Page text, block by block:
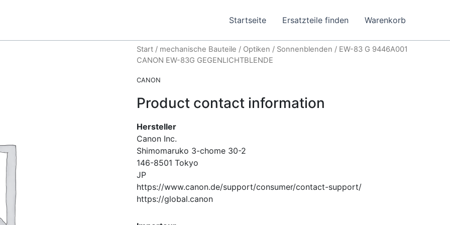
Startseite Ersatzteile finden Warenkorb
Start / mechanische Bauteile / Optiken / Sonnenblenden / EW-83 G 9446A001
CANON EW-83G GEGENLICHTBLENDE
CANON
Product contact information
Hersteller
Canon Inc.
Shimomaruko 3-chome 30-2
146-8501 Tokyo
JP
https://www.canon.de/support/consumer/contact-support/
https://global.canon